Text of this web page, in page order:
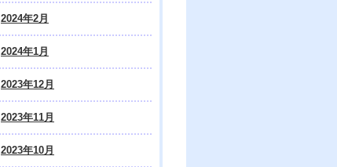
2024年2月
2024年1月
2023年12月
2023年11月
2023年10月